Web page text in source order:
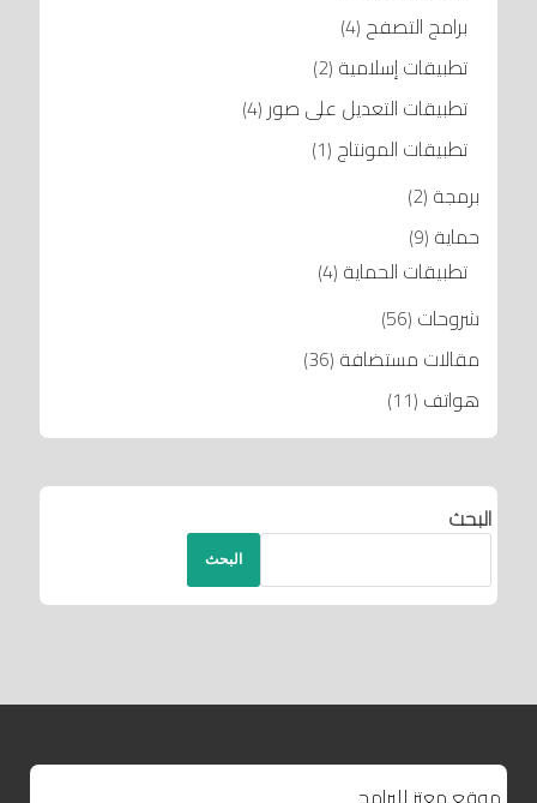
برامج التصفح (4)
تطبيقات إسلامية (2)
تطبيقات التعديل على صور (4)
تطبيقات المونتاج (1)
برمجة (2)
حماية (9)
تطبيقات الحماية (4)
شروحات (56)
مقالات مستضافة (36)
هواتف (11)
البحث
البحث